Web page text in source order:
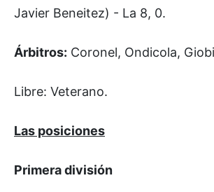
Javier Beneitez) - La 8, 0.
Árbitros: Coronel, Ondicola,
Libre: Veterano.
Las posiciones
Primera división